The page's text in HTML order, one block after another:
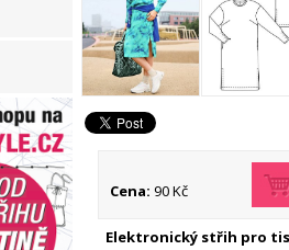
Cena: 90 Kč
Elektronický střih pro